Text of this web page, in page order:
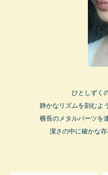
ひとしずく
静かなリズムを刻むよ
横長のメタルパーツを
潔さの中に確かな存